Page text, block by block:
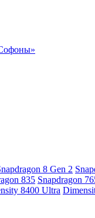
8 Gen 2
835 Snapdragon
8400 Ultra